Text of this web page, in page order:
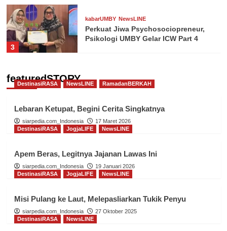
3
kabarUMBY NewsLINE
Perkuat Jiwa Psychosociopreneur,
Psikologi UMBY Gelar ICW Part 4
Tiga Dosen Psikologi UMBY Tampil
5
kabarUMBY NewsLINE
Perkuat Sinergi Industri, UMBY dan
Kerja Sama
1
Psikologi UMBY Luncurkan Produk
Inovasi Psikologi
featuredSTORY
DestinasiRASA NewsLINE RamadanBERKAH
Lebaran Ketupat, Begini Cerita Singkatnya
siarpedia.com_Indonesia
17 Maret 2026
DestinasiRASA
JogjaLIFE NewsLINE
Apem Beras, Legitnya Jajanan Lawas Ini
siarpedia.com_Indonesia
19 Januari 2026
DestinasiRASA
JogjaLIFE NewsLINE
Misi Pulang ke Laut, Melepasliarkan Tukik Penyu
siarpedia.com_Indonesia
27 Oktober 2025
DestinasiRASA
NewsLINE